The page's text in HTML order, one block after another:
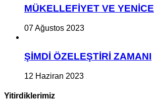
MÜKELLEFİYET VE YENİCE
07 Ağustos 2023
ŞİMDİ ÖZELEŞTİRİ ZAMANI
12 Haziran 2023
Yitirdiklerimiz